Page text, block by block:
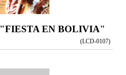
"FIESTA EN BOLIVIA"
(LCD-0107)